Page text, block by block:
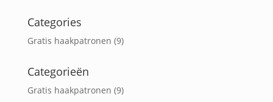
Categories
Gratis haakpatronen (9)
Categorieën
Gratis haakpatronen (9)